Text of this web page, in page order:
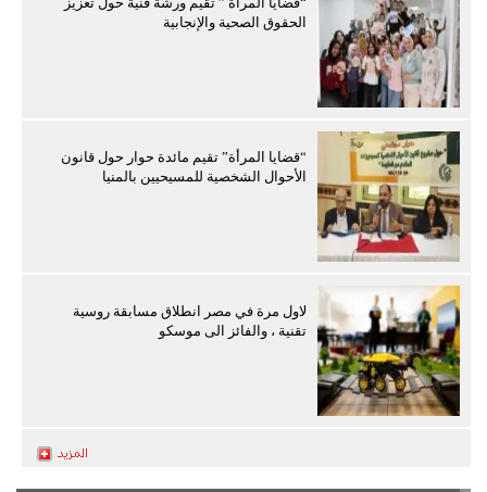
الحقوق الصحية والإنجابية
“قضايا المرأة” تقيم مائدة حوار حول قانون
الأحوال الشخصية للمسيحيين بالمنيا
لاول مرة في مصر انطلاق مسابقة روسية
تقنية ، والفائز الى موسكو